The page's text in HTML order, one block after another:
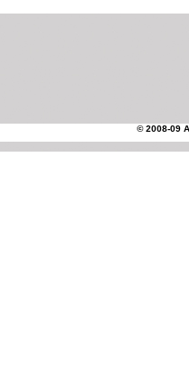
© 2008-09